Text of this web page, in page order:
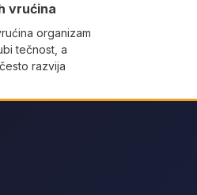
vrućina
organizam
tečnost, a
razvija